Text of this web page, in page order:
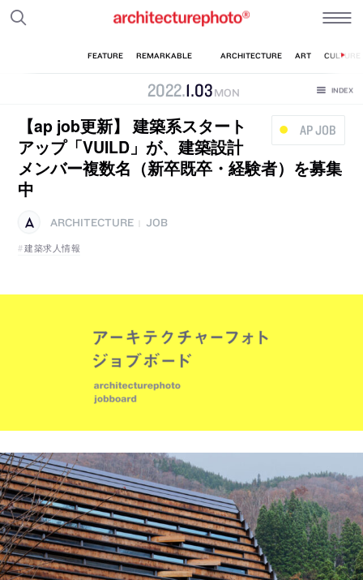
2022.1.03 MON
AP JOB
【ap job更新】 建築系スタート
アップ「VUILD」が、建築設計
メンバー複数名（新卒既卒・経験者）を募集
中
ARCHITECTURE
JOB
建築求人情報